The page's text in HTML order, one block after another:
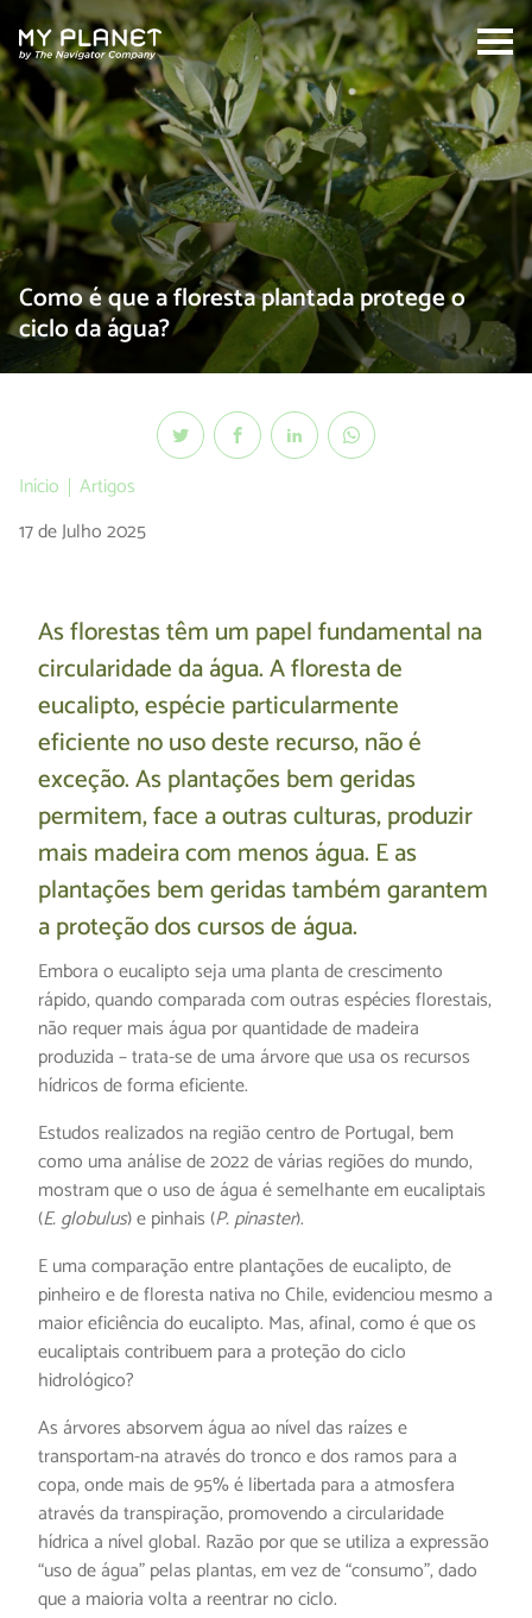
Search:
Como é que a floresta plantada protege o
ciclo da água?
Início
Artigos
17 de Julho 2025
As florestas têm um papel fundamental na
circularidade da água. A floresta de
eucalipto, espécie particularmente
eficiente no uso deste recurso, não é
exceção. As plantações bem geridas
permitem, face a outras culturas, produzir
mais madeira com menos água. E as
plantações bem geridas também garantem
a proteção dos cursos de água.
Embora o eucalipto seja uma planta de crescimento
rápido, quando comparada com outras espécies florestais,
não requer mais água por quantidade de madeira
produzida – trata-se de uma árvore que usa os recursos
hídricos de forma eficiente.
Estudos realizados na região centro de Portugal, bem
como uma análise de 2022 de várias regiões do mundo,
mostram que o uso de água é semelhante em eucaliptais
(E. globulus) e pinhais (P. pinaster).
E uma comparação entre plantações de eucalipto, de
pinheiro e de floresta nativa no Chile, evidenciou mesmo a
maior eficiência do eucalipto. Mas, afinal, como é que os
eucaliptais contribuem para a proteção do ciclo
hidrológico?
As árvores absorvem água ao nível das raízes e
transportam-na através do tronco e dos ramos para a
copa, onde mais de 95% é libertada para a atmosfera
através da transpiração, promovendo a circularidade
hídrica a nível global. Razão por que se utiliza a expressão
“uso de água” pelas plantas, em vez de “consumo”, dado
que a maioria volta a reentrar no ciclo.